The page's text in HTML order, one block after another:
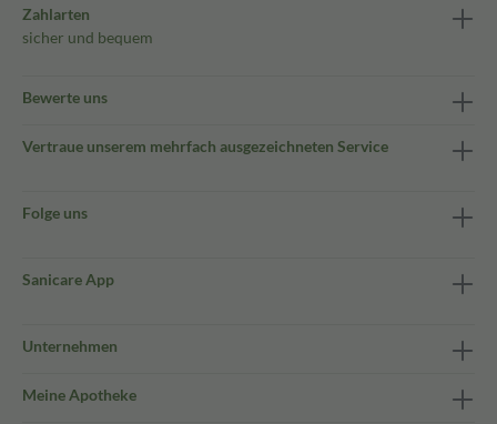
Zahlarten
sicher und bequem
Bewerte uns
Vertraue unserem mehrfach ausgezeichneten Service
Folge uns
Sanicare App
Unternehmen
Meine Apotheke